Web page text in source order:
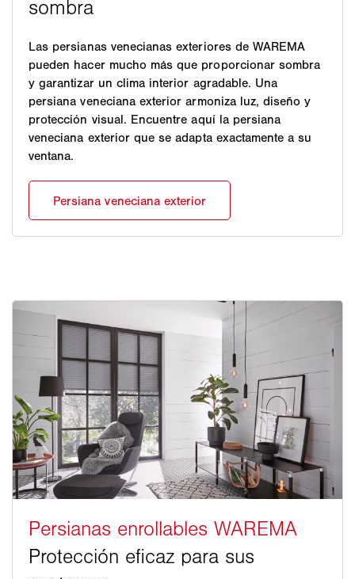
Las persianas venecianas exteriores de WAREMA
pueden hacer mucho más que proporcionar sombra
y garantizar un clima interior agradable. Una
persiana veneciana exterior armoniza luz, diseño y
protección visual. Encuentre aquí la persiana
veneciana exterior que se adapta exactamente a su
ventana.